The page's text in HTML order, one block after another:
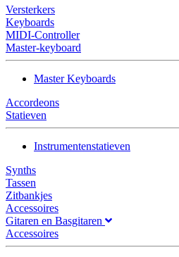
Versterkers
Keyboards
MIDI-Controller
Master-keyboard
Master Keyboards
Accordeons
Statieven
Instrumentenstatieven
Synths
Tassen
Zitbankjes
Accessoires
Gitaren en Basgitaren
Accessoires